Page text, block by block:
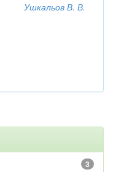
Ушкальов В. В.
3